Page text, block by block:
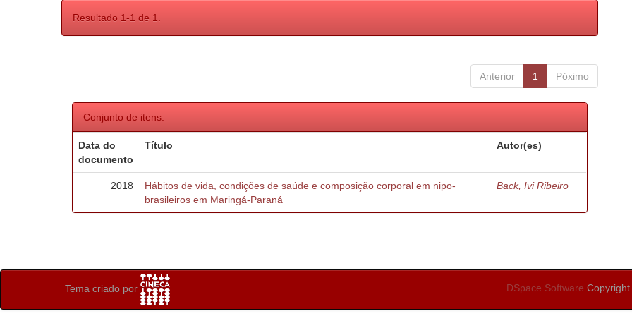
Resultado 1-1 de 1.
Anterior 1 Póximo
Conjunto de itens:
Data do
documento
Título Autor(es)
2018
Hábitos de vida, condições de saúde e composição corporal em nipo-
brasileiros em Maringá-Paraná
Back, Ivi Ribeiro
Tema criado por DSpace Software